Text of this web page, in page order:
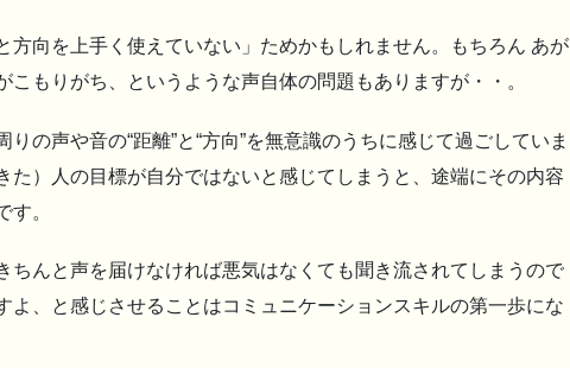
方向を上手く使えていない」ためかもしれません。もちろん あが
こもりがち、というような声自体の問題もありますが・・。
の声や音の“距離”と“方向”を無意識のうちに感じて過ごしていま
た）人の目標が自分ではないと感じてしまうと、途端にその内容
す。
ちんと声を届けなければ悪気はなくても聞き流されてしまうので
よ、と感じさせることはコミュニケーションスキルの第一歩にな